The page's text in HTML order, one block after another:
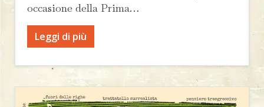
occasione della Prima…
Leggi di più